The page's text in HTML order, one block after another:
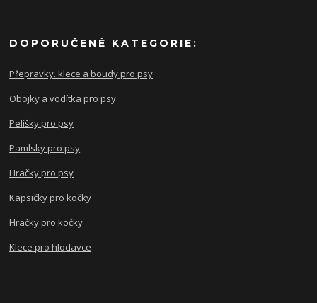
DOPORUČENÉ KATEGORIE:
Přepravky. klece a boudy pro psy
Obojky a vodítka pro psy
Pelíšky pro psy
Pamlsky pro psy
Hračky pro psy
Kapsičky pro kočky
Hračky pro kočky
Klece pro hlodavce